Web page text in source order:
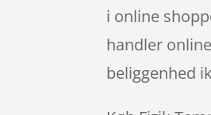
i online
handler
beliggenhed